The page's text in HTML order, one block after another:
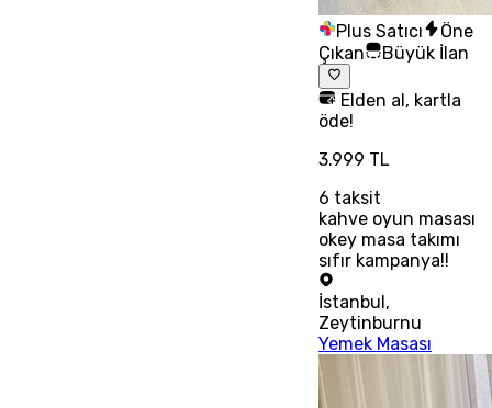
Plus Satıcı
Öne
Çıkan
Büyük İlan
Elden al, kartla
öde!
3.999 TL
6 taksit
kahve oyun masası
okey masa takımı
sıfır kampanya!!
İstanbul,
Zeytinburnu
Yemek Masası